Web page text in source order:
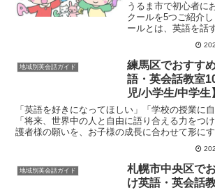
うるま市で初心者に
クールを5つご紹介
ールとは、英語を話
を習得することを目
育機関のことです。
ュニケーション能力
人々（学生、社会人
地域別英会話ガイド
練馬区でおすす
語・英会話教室
児/小学生/中学生
「英語を好きになってほしい」「学校の授業に
「将来、世界中の人と自由に語り合える力をつ
護者様の願いを、お子様の成長に合わせて形に
語・英会話教室です。緑豊かな公園と閑静な住
地域別英会話ガイド
札幌市中央区で
け英語・英会話